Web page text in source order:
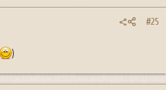
#25
)